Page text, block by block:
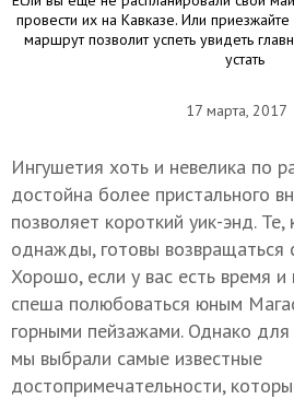
провести их на Кавказе. Или
маршрут позволит успеть увидеть
устать
17 марта, 2017
Ингушетия хоть и невелика по
достойна более пристального
позволяет короткий уик-энд.
однажды, готовы возвращаться
Хорошо, если у вас есть время
спеша полюбоваться юным
горными пейзажами. Однако для
мы выбрали самые известные
достопримечательности,